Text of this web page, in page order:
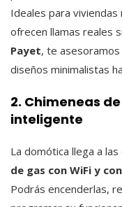
Ideales para viviendas
ofrecen llamas reales
Payet, te
diseños minimalistas
2. Chimeneas
inteligente
La domótica llega a
de gas con WiFi y
Podrás encenderlas,